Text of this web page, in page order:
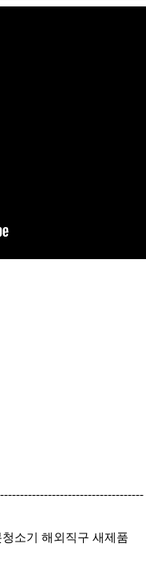
소기 해외직구 새제품